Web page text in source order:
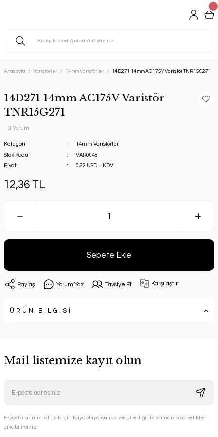
Anasayfa Varistörler 14mm Varistörler 14D271 14mm AC175V Varistör TNR15G271
14D271 14mm AC175V Varistör
TNR15G271
0 Yorum
Kategori
14mm Varistörler
Stok Kodu
VAR0048
Fiyat
0,22 USD + KDV
12,36 TL
Sepete Ekle
Paylaş Yorum Yaz Tavsiye Et Karşılaştır
ÜRÜN BİLGİSİ
Mail listemize kayıt olun
E-postalarımızı almak için kaydoluyorsunuz ve dilediğiniz zaman abonelikten
çıkabilirsiniz.